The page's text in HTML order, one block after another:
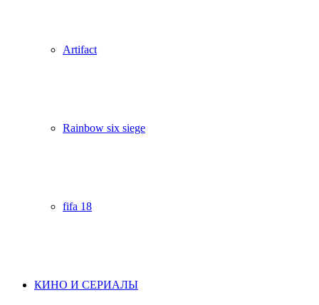
Artifact
Rainbow six siege
fifa 18
КИНО И СЕРИАЛЫ